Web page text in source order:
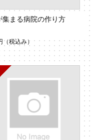
集まる病院の作り方
（税込み）